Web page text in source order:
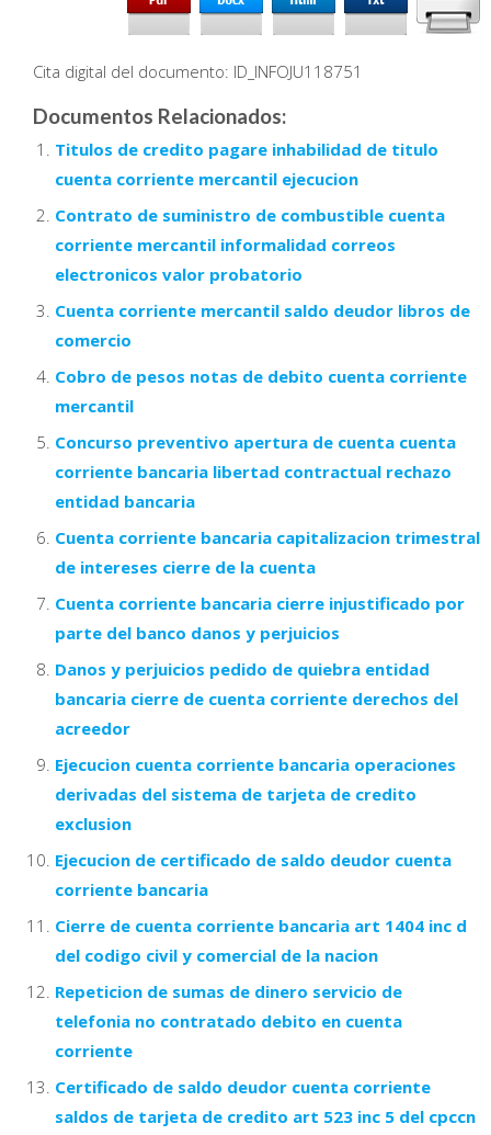
Cita digital del documento: ID_INFOJU118751
Documentos Relacionados:
Titulos de credito pagare inhabilidad de titulo
cuenta corriente mercantil ejecucion
Contrato de suministro de combustible cuenta
corriente mercantil informalidad correos
electronicos valor probatorio
Cuenta corriente mercantil saldo deudor libros de
comercio
Cobro de pesos notas de debito cuenta corriente
mercantil
Concurso preventivo apertura de cuenta cuenta
corriente bancaria libertad contractual rechazo
entidad bancaria
Cuenta corriente bancaria capitalizacion trimestral
de intereses cierre de la cuenta
Cuenta corriente bancaria cierre injustificado por
parte del banco danos y perjuicios
Danos y perjuicios pedido de quiebra entidad
bancaria cierre de cuenta corriente derechos del
acreedor
Ejecucion cuenta corriente bancaria operaciones
derivadas del sistema de tarjeta de credito
exclusion
Ejecucion de certificado de saldo deudor cuenta
corriente bancaria
Cierre de cuenta corriente bancaria art 1404 inc d
del codigo civil y comercial de la nacion
Repeticion de sumas de dinero servicio de
telefonia no contratado debito en cuenta
corriente
Certificado de saldo deudor cuenta corriente
saldos de tarjeta de credito art 523 inc 5 del cpccn